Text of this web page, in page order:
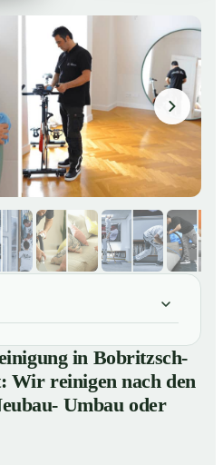
in Bobritzsch-Hilbersdorf
den Handwerkern bei
Hilbersdorf – Profis im
in Bobritzsch-
Wir reinigen nach den
Umbau oder